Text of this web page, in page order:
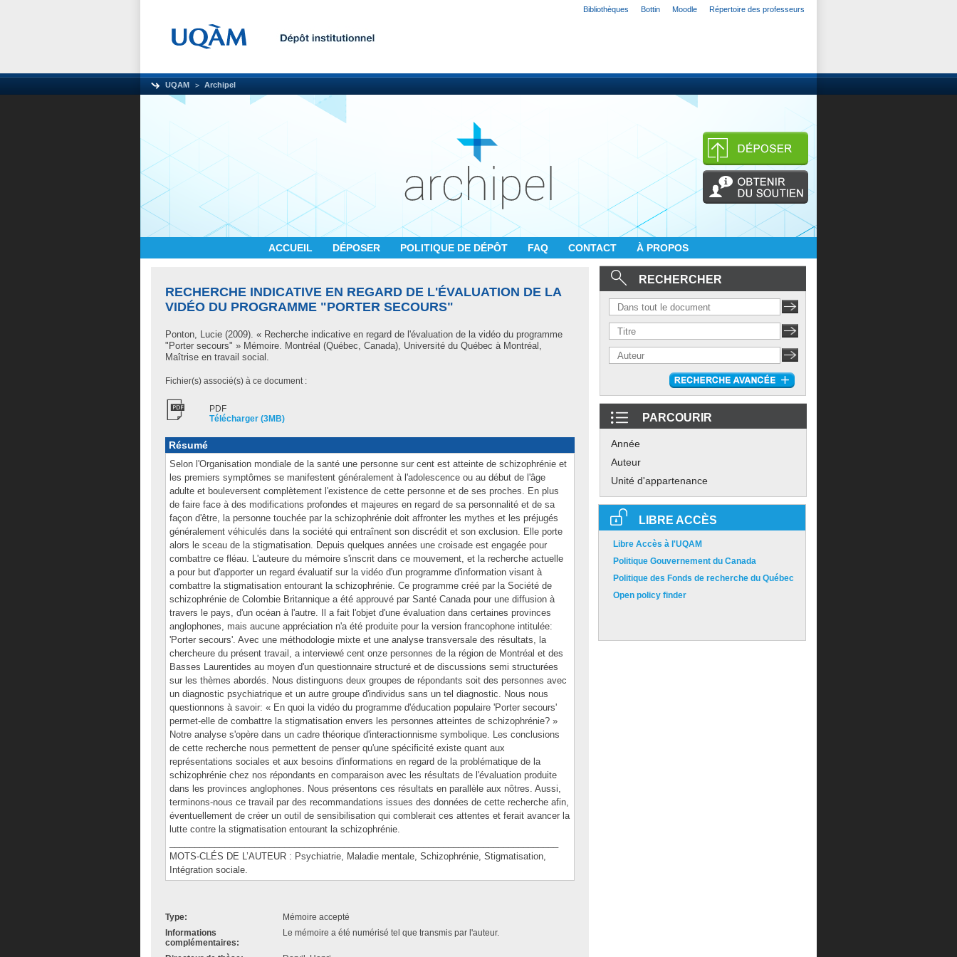
Bibliothèques Bottin Moodle Répertoire des professeurs
UQAM Archipel
ACCUEIL DÉPOSER POLITIQUE DE DÉPÔT FAQ CONTACT À PROPOS
RECHERCHE INDICATIVE EN REGARD DE L'ÉVALUATION DE LA
VIDÉO DU PROGRAMME "PORTER SECOURS"
Ponton, Lucie (2009). « Recherche indicative en regard de l'évaluation de la vidéo du programme
"Porter secours" » Mémoire. Montréal (Québec, Canada), Université du Québec à Montréal,
Maîtrise en travail social.
Fichier(s) associé(s) à ce document :
PDF
Télécharger (3MB)
Résumé
Selon l'Organisation mondiale de la santé une personne sur cent est atteinte de schizophrénie et
les premiers symptômes se manifestent généralement à l'adolescence ou au début de l'âge
adulte et bouleversent complètement l'existence de cette personne et de ses proches. En plus
de faire face à des modifications profondes et majeures en regard de sa personnalité et de sa
façon d'être, la personne touchée par la schizophrénie doit affronter les mythes et les préjugés
généralement véhiculés dans la société qui entraînent son discrédit et son exclusion. Elle porte
alors le sceau de la stigmatisation. Depuis quelques années une croisade est engagée pour
combattre ce fléau. L'auteure du mémoire s'inscrit dans ce mouvement, et la recherche actuelle
a pour but d'apporter un regard évaluatif sur la vidéo d'un programme d'information visant à
combattre la stigmatisation entourant la schizophrénie. Ce programme créé par la Société de
schizophrénie de Colombie Britannique a été approuvé par Santé Canada pour une diffusion à
travers le pays, d'un océan à l'autre. Il a fait l'objet d'une évaluation dans certaines provinces
anglophones, mais aucune appréciation n'a été produite pour la version francophone intitulée:
'Porter secours'. Avec une méthodologie mixte et une analyse transversale des résultats, la
chercheure du présent travail, a interviewé cent onze personnes de la région de Montréal et des
Basses Laurentides au moyen d'un questionnaire structuré et de discussions semi structurées
sur les thèmes abordés. Nous distinguons deux groupes de répondants soit des personnes avec
un diagnostic psychiatrique et un autre groupe d'individus sans un tel diagnostic. Nous nous
questionnons à savoir: « En quoi la vidéo du programme d'éducation populaire 'Porter secours'
permet-elle de combattre la stigmatisation envers les personnes atteintes de schizophrénie? »
Notre analyse s'opère dans un cadre théorique d'interactionnisme symbolique. Les conclusions
de cette recherche nous permettent de penser qu'une spécificité existe quant aux
représentations sociales et aux besoins d'informations en regard de la problématique de la
schizophrénie chez nos répondants en comparaison avec les résultats de l'évaluation produite
dans les provinces anglophones. Nous présentons ces résultats en parallèle aux nôtres. Aussi,
terminons-nous ce travail par des recommandations issues des données de cette recherche afin,
éventuellement de créer un outil de sensibilisation qui comblerait ces attentes et ferait avancer la
lutte contre la stigmatisation entourant la schizophrénie.
MOTS-CLÉS DE L’AUTEUR : Psychiatrie, Maladie mentale, Schizophrénie, Stigmatisation,
Intégration sociale.
Type:
Mémoire accepté
Informations
complémentaires:
Le mémoire a été numérisé tel que transmis par l'auteur.
RECHERCHER
PARCOURIR
Année
Auteur
Unité d'appartenance
LIBRE ACCÈS
Libre Accès à l'UQAM
Politique Gouvernement du Canada
Politique des Fonds de recherche du Québec
Open policy finder